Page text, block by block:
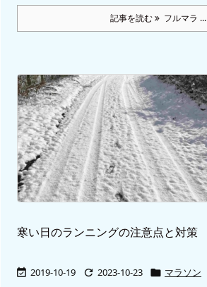
記事を読む フルマラ ...
寒い日のランニングの注意点と対策
 2019-10-19  2023-10-23  マラソン